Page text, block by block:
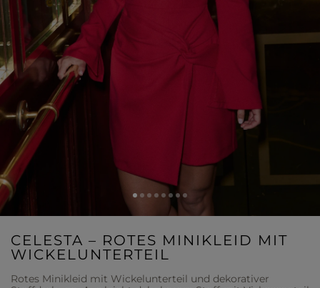
CELESTA – ROTES MINIKLEID MIT
WICKELUNTERTEIL
Rotes Minikleid mit Wickelunterteil und dekorativer